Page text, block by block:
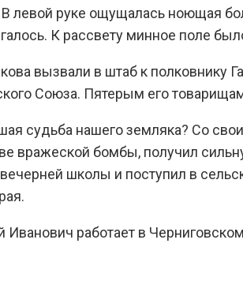
левой руке ощущалась ноющая
К рассвету минное поле
вызвали в штаб к полковнику
Союза. Пятерым его
судьба нашего земляка? Со
вражеской бомбы, получил
школы и поступил в
Иванович работает в